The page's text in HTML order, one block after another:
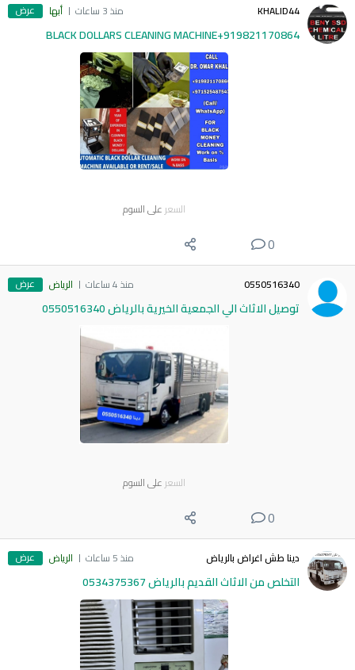
KHALID44 منذ 3 ساعات أبها عرض
BLACK DOLLARS CLEANING MACHINE+919821170864
السعر على السوم
0
0550516340 منذ 4 ساعات الرياض عرض
توصيل الاثاث الي الجمعية الخيرية بالرياض 0550516340
السعر على السوم
0
دينا طش اغراض بالرياض منذ 5 ساعات الرياض عرض
التخلص من الاثاث القديم بالرياض 0534375367